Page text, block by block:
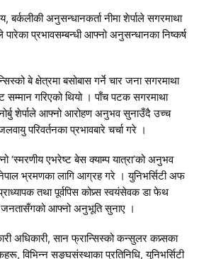
बर्कलीकी अनुसन्धानकर्ता नीमा शेर्पाले सगरमाथा
पारेका प्रभावसम्बन्धी आफ्नो अनुसन्धानका निष्कर्ष
बे क्षेत्रमा बसोबास गर्ने चार जना सगरमाथा
सम्मान गरिएको थियो । पाँच पटक सगरमाथा
शेर्पाले आफ्नो आरोहण अनुभव सुनाउँदै उच्च
परिवर्तनका प्रभावबारे चर्चा गरे ।
‘स्मरणीय एभरेष्ट बेस क्याम्प यात्रा’को अनुभव
भ्रमणका लागि आग्रह गरे । युनिभर्सिटी अफ
तथा पूर्वपिस कोप्र्स स्वयंसेवक डा फेथ
जनतासँगको आफ्नो अनुभूति सुनाए ।
अधिकारी, सान फ्रान्सिस्को कन्सुलर कप्र्सका
विभिन्न सङ्घसंस्थाका प्रतिनिधि, युनिभर्सिटी